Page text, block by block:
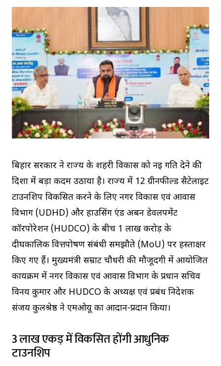
बिहार सरकार ने राज्य के शहरी विकास को नई गति देने की
दिशा में बड़ा कदम उठाया है। राज्य में 12 ग्रीनफील्ड सैटेलाइट
टाउनशिप विकसित करने के लिए नगर विकास एवं आवास
विभाग (UDHD) और हाउसिंग एंड अर्बन डेवलपमेंट
कॉरपोरेशन (HUDCO) के बीच ₹1 लाख करोड़ के
दीर्घकालिक वित्तपोषण संबंधी समझौते (MoU) पर हस्ताक्षर
किए गए हैं। मुख्यमंत्री सम्राट चौधरी की मौजूदगी में आयोजित
कार्यक्रम में नगर विकास एवं आवास विभाग के प्रधान सचिव
विनय कुमार और HUDCO के अध्यक्ष एवं प्रबंध निदेशक
संजय कुलश्रेष्ठ ने एमओयू का आदान-प्रदान किया।
3 लाख एकड़ में विकसित होंगी आधुनिक
टाउनशिप